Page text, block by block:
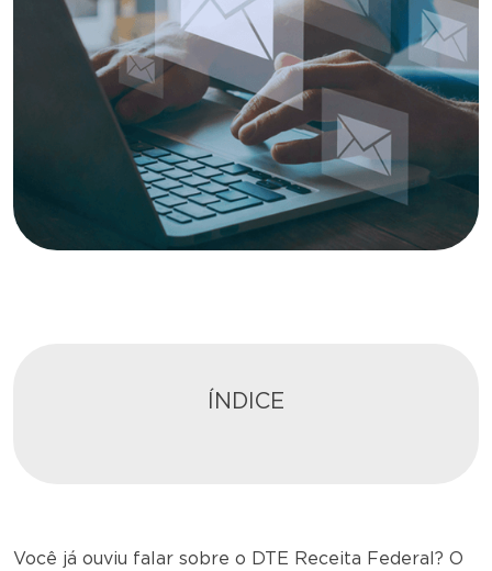
ÍNDICE
Você já ouviu falar sobre o DTE Receita Federal? O